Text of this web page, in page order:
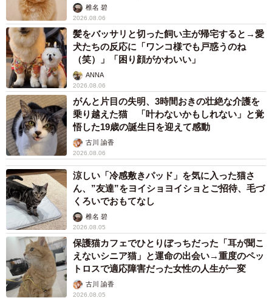
椎名 碧
2026.08.06
髪をバッサリと切った飼い主が帰宅すると→愛
犬たちの反応に「ワンコ様でも戸惑うのね
（笑）」「困り顔がかわいい」
ANNA
2026.08.06
がんと片目の失明、3時間おきの壮絶な介護を
乗り越えた猫 「叶わないかもしれない」と覚
悟した19歳の誕生日を迎えて感動
古川 諭香
2026.08.06
涼しい「冷感敷きパッド」を気に入った猫さ
ん、”友達”をヨイショヨイショとご招待、毛づ
くろいでおもてなし
椎名 碧
2026.08.05
保護猫カフェでひとりぼっちだった「耳が聞こ
えないシニア猫」と運命の出会い→重度のペッ
トロスで適応障害だった女性の人生が一変
古川 諭香
2026.08.05